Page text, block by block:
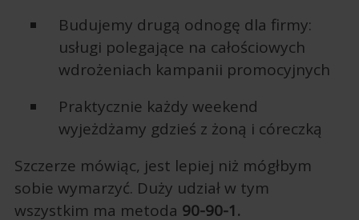
Budujemy drugą odnogę dla firmy:
usługi polegające na całościowych
wdrożeniach kampanii promocyjnych
Praktycznie każdy weekend
wyjeżdżamy gdzieś z żoną i córeczką
Szczerze mówiąc, jest lepiej niż mógłbym
sobie wymarzyć. Duży udział w tym
wszystkim ma metoda 90-90-1.